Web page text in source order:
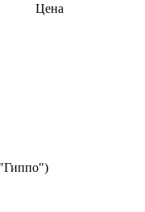
Цена
"Гиппо")